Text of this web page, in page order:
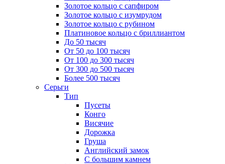
Золотое кольцо с сапфиром
Золотое кольцо с изумрудом
Золотое кольцо с рубином
Платиновое кольцо с бриллиантом
До 50 тысяч
От 50 до 100 тысяч
От 100 до 300 тысяч
От 300 до 500 тысяч
Более 500 тысяч
Серьги
Тип
Пусеты
Конго
Висячие
Дорожка
Груша
Английский замок
С большим камнем